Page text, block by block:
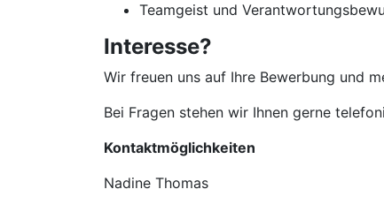
Teamgeist und
Interesse?
Wir freuen uns auf Ihre Bewerbung und
Bei Fragen stehen wir Ihnen gerne
Kontaktmöglichkeiten
Nadine Thomas